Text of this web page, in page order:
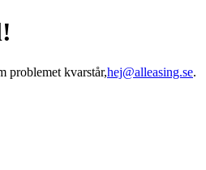
problemet kvarstår,hej@alleasing.se.